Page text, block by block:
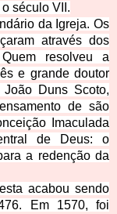
século VII.
da Igreja. Os
através dos
resolveu a
e grande doutor
João Duns Scoto,
de são
Imaculada
de Deus: o
a redenção da
acabou sendo
Em 1570, foi